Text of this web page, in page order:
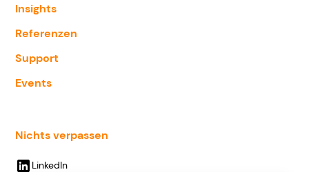
Insights
Referenzen
Support
Events
Nichts verpassen
LinkedIn